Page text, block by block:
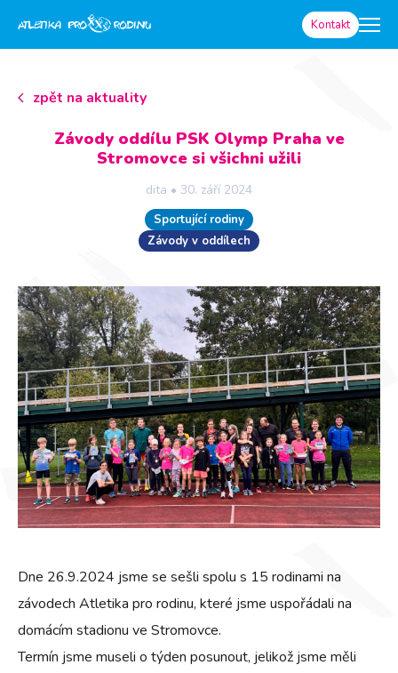
Kontakt
zpět na aktuality
Závody oddílu PSK Olymp Praha ve
Stromovce si všichni užili
dita • 30. září 2024
Sportující rodiny
Závody v oddílech
Dne 26.9.2024 jsme se sešli spolu s 15 rodinami na
závodech Atletika pro rodinu, které jsme uspořádali na
domácím stadionu ve Stromovce.
Termín jsme museli o týden posunout, jelikož jsme měli